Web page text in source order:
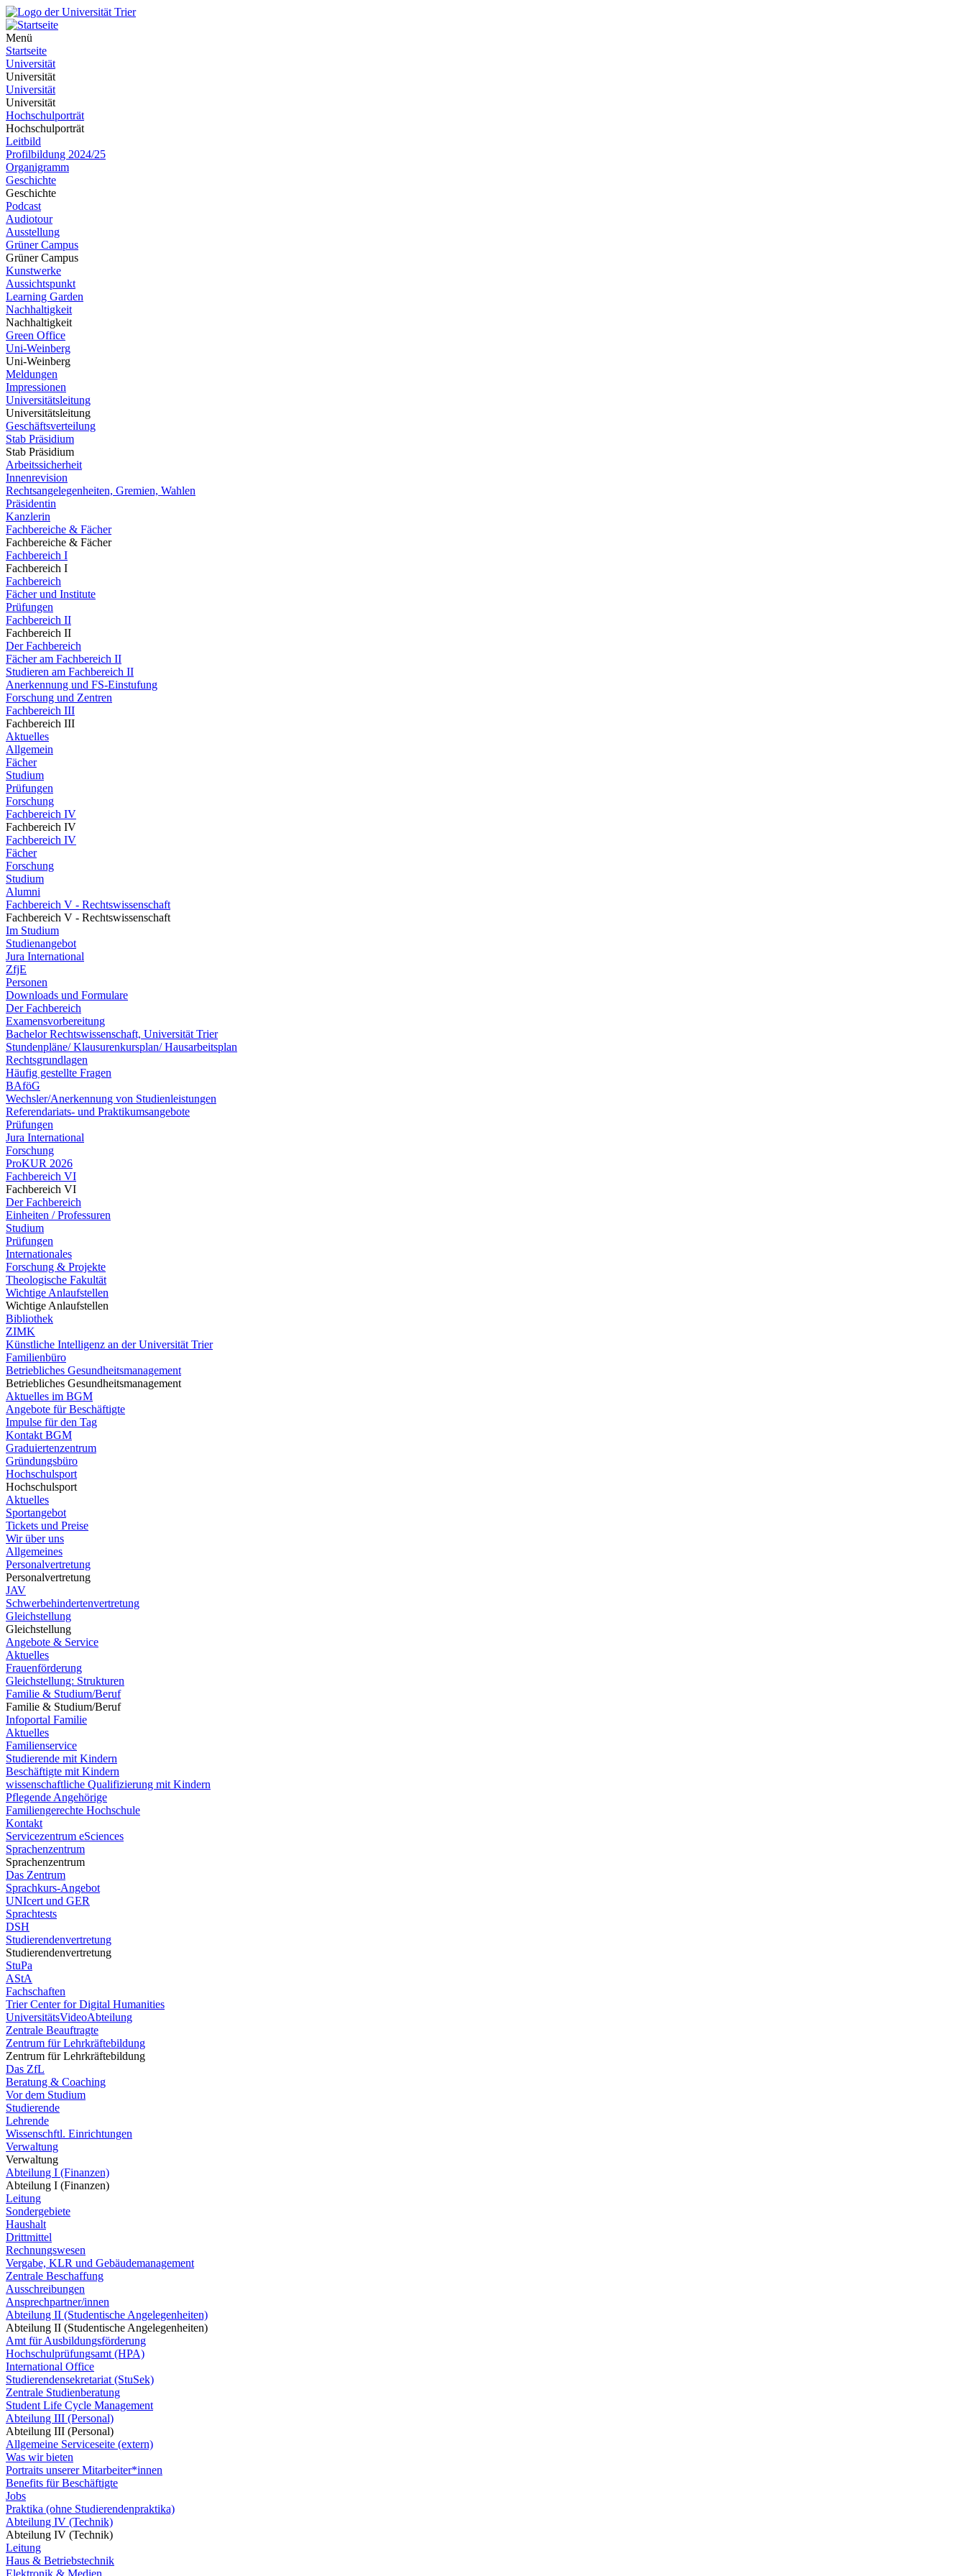
Menü
Startseite
Universität
Universität
Universität
Universität
Hochschulporträt
Hochschulporträt
Leitbild
Profilbildung 2024/25
Organigramm
Geschichte
Geschichte
Podcast
Audiotour
Ausstellung
Grüner Campus
Grüner Campus
Kunstwerke
Aussichtspunkt
Learning Garden
Nachhaltigkeit
Nachhaltigkeit
Green Office
Uni-Weinberg
Uni-Weinberg
Meldungen
Impressionen
Universitätsleitung
Universitätsleitung
Geschäftsverteilung
Stab Präsidium
Stab Präsidium
Arbeitssicherheit
Innenrevision
Rechtsangelegenheiten, Gremien, Wahlen
Präsidentin
Kanzlerin
Fachbereiche & Fächer
Fachbereiche & Fächer
Fachbereich I
Fachbereich I
Fachbereich
Fächer und Institute
Prüfungen
Fachbereich II
Fachbereich II
Der Fachbereich
Fächer am Fachbereich II
Studieren am Fachbereich II
Anerkennung und FS-Einstufung
Forschung und Zentren
Fachbereich III
Fachbereich III
Aktuelles
Allgemein
Fächer
Studium
Prüfungen
Forschung
Fachbereich IV
Fachbereich IV
Fachbereich IV
Fächer
Forschung
Studium
Alumni
Fachbereich V - Rechtswissenschaft
Fachbereich V - Rechtswissenschaft
Im Studium
Studienangebot
Jura International
ZfjE
Personen
Downloads und Formulare
Der Fachbereich
Examensvorbereitung
Bachelor Rechtswissenschaft, Universität Trier
Stundenpläne/ Klausurenkursplan/ Hausarbeitsplan
Rechtsgrundlagen
Häufig gestellte Fragen
BAföG
Wechsler/Anerkennung von Studienleistungen
Referendariats- und Praktikumsangebote
Prüfungen
Jura International
Forschung
ProKUR 2026
Fachbereich VI
Fachbereich VI
Der Fachbereich
Einheiten / Professuren
Studium
Prüfungen
Internationales
Forschung & Projekte
Theologische Fakultät
Wichtige Anlaufstellen
Wichtige Anlaufstellen
Bibliothek
ZIMK
Künstliche Intelligenz an der Universität Trier
Familienbüro
Betriebliches Gesundheitsmanagement
Betriebliches Gesundheitsmanagement
Aktuelles im BGM
Angebote für Beschäftigte
Impulse für den Tag
Kontakt BGM
Graduiertenzentrum
Gründungsbüro
Hochschulsport
Hochschulsport
Aktuelles
Sportangebot
Tickets und Preise
Wir über uns
Allgemeines
Personalvertretung
Personalvertretung
JAV
Schwerbehindertenvertretung
Gleichstellung
Gleichstellung
Angebote & Service
Aktuelles
Frauenförderung
Gleichstellung: Strukturen
Familie & Studium/Beruf
Familie & Studium/Beruf
Infoportal Familie
Aktuelles
Familienservice
Studierende mit Kindern
Beschäftigte mit Kindern
wissenschaftliche Qualifizierung mit Kindern
Pflegende Angehörige
Familiengerechte Hochschule
Kontakt
Servicezentrum eSciences
Sprachenzentrum
Sprachenzentrum
Das Zentrum
Sprachkurs-Angebot
UNIcert und GER
Sprachtests
DSH
Studierendenvertretung
Studierendenvertretung
StuPa
AStA
Fachschaften
Trier Center for Digital Humanities
UniversitätsVideoAbteilung
Zentrale Beauftragte
Zentrum für Lehrkräftebildung
Zentrum für Lehrkräftebildung
Das ZfL
Beratung & Coaching
Vor dem Studium
Studierende
Lehrende
Wissenschftl. Einrichtungen
Verwaltung
Verwaltung
Abteilung I (Finanzen)
Abteilung I (Finanzen)
Leitung
Sondergebiete
Haushalt
Drittmittel
Rechnungswesen
Vergabe, KLR und Gebäudemanagement
Zentrale Beschaffung
Ausschreibungen
Ansprechpartner/innen
Abteilung II (Studentische Angelegenheiten)
Abteilung II (Studentische Angelegenheiten)
Amt für Ausbildungsförderung
Hochschulprüfungsamt (HPA)
International Office
Studierendensekretariat (StuSek)
Zentrale Studienberatung
Student Life Cycle Management
Abteilung III (Personal)
Abteilung III (Personal)
Allgemeine Serviceseite (extern)
Was wir bieten
Portraits unserer Mitarbeiter*innen
Benefits für Beschäftigte
Jobs
Praktika (ohne Studierendenpraktika)
Abteilung IV (Technik)
Abteilung IV (Technik)
Leitung
Haus & Betriebstechnik
Elektronik & Medien